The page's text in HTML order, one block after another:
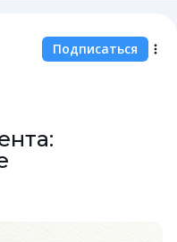
Подписаться